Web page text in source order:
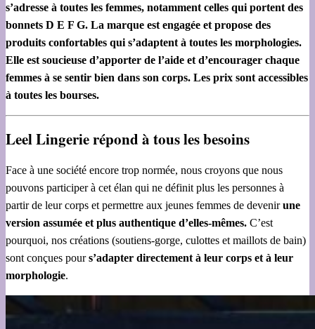
s’adresse à toutes les femmes, notamment celles qui portent des
bonnets D E F G. La marque est engagée et propose des
produits confortables qui s’adaptent à toutes les morphologies.
Elle est soucieuse d’apporter de l’aide et d’encourager chaque
femmes à se sentir bien dans son corps. Les prix sont accessibles
à toutes les bourses.
Leel Lingerie répond à tous les besoins
Face à une société encore trop normée, nous croyons que nous
pouvons participer à cet élan qui ne définit plus les personnes à
partir de leur corps et permettre aux jeunes femmes de devenirune
version assumée et plus authentique d’elles-mêmes. C’est
pourquoi, nos créations (soutiens-gorge, culottes et maillots de bain)
sont conçues pours’adapter directement à leur corps et à leur
morphologie.